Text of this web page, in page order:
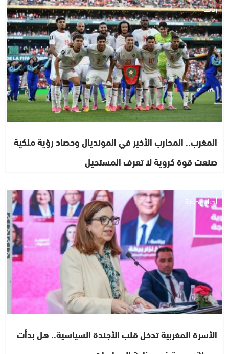
رياضة
المغرب.. المحارب الأخير في المونديال وحصاد رؤية ملكية
صنعت قوة كروية لا تعرف المستحيل
أخبار وطنية
الأسرة المغربية تدخل قلب الأجندة السياسية.. هل بدأت